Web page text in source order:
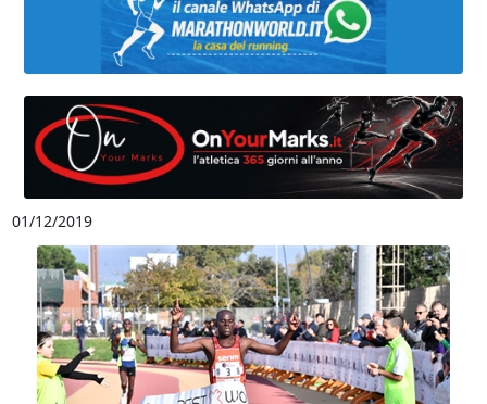
01/12/2019